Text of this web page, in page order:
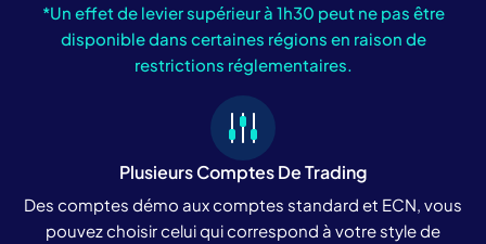
*Un effet de levier supérieur à 1h30 peut ne pas être
disponible dans certaines régions en raison de
restrictions réglementaires.
Plusieurs Comptes De Trading
Des comptes démo aux comptes standard et ECN, vous
pouvez choisir celui qui correspond à votre style de